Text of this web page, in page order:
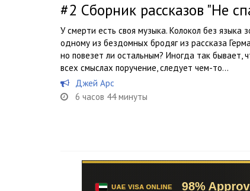
#2 Сборник рассказов "Не
У смерти есть своя музыка. Колокол без языка
одному из бездомных бродяг из рассказа
но повезет ли остальным? Иногда так бывает,
всех смыслах поручение, следует чем-то...
Джей Арс
6 часов 44 минуты